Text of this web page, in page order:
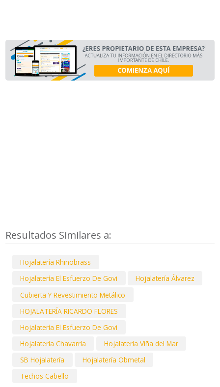
Resultados Similares a:
Hojalatería Rhinobrass
Hojalatería El Esfuerzo De Govi
Hojalatería Álvarez
Cubierta Y Revestimiento Metálico
HOJALATERÍA RICARDO FLORES
Hojalatería El Esfuerzo De Govi
Hojalatería Chavarría
Hojalatería Viña del Mar
SB Hojalatería
Hojalatería Obmetal
Techos Cabello